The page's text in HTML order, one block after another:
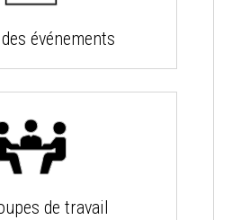
événements
de travail